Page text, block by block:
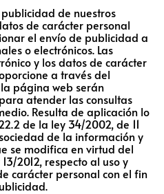
de nuestros
de carácter personal
el envío de publicidad a
o electrónicos. Las
y los datos de carácter
a través del
página web serán
atender las consultas
Resulta de aplicación lo
de la ley 34/2002, de 11
de la información y
se modifica en virtud del
2012, respecto al uso y
carácter personal con el fin